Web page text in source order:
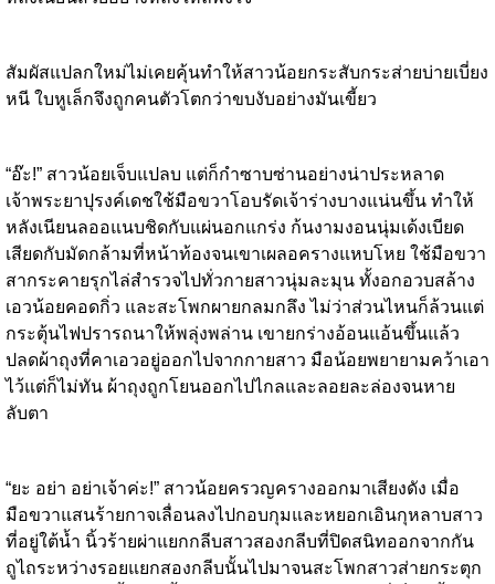
สัมผัสแปลกใหม่ไม่เคยคุ้นทำให้สาวน้อยกระสับกระส่ายบ่ายเบี่ยง
หนี ใบหูเล็กจึงถูกคนตัวโตกว่าขบงับอย่างมันเขี้ยว
“อ๊ะ!” สาวน้อยเจ็บแปลบ แต่ก็กำซาบซ่านอย่างน่าประหลาด
เจ้าพระยาปุรงค์เดชใช้มือขวาโอบรัดเจ้าร่างบางแน่นขึ้น ทำให้
หลังเนียนลออแนบชิดกับแผ่นอกแกร่ง ก้นงามงอนนุ่มเด้งเบียด
เสียดกับมัดกล้ามที่หน้าท้องจนเขาเผลอครางแหบโหย ใช้มือขวา
สากระคายรุกไล่สำรวจไปทั่วกายสาวนุ่มละมุน ทั้งอกอวบสล้าง
เอวน้อยคอดกิ่ว และสะโพกผายกลมกลึง ไม่ว่าส่วนไหนก็ล้วนแต่
กระตุ้นไฟปรารถนาให้พลุ่งพล่าน เขายกร่างอ้อนแอ้นขึ้นแล้ว
ปลดผ้าถุงที่คาเอวอยู่ออกไปจากกายสาว มือน้อยพยายามคว้าเอา
ไว้แต่ก็ไม่ทัน ผ้าถุงถูกโยนออกไปไกลและลอยละล่องจนหาย
ลับตา
“ยะ อย่า อย่าเจ้าค่ะ!” สาวน้อยครวญครางออกมาเสียงดัง เมื่อ
มือขวาแสนร้ายกาจเลื่อนลงไปกอบกุมและหยอกเอินกุหลาบสาว
ที่อยู่ใต้น้ำ นิ้วร้ายผ่าแยกกลีบสาวสองกลีบที่ปิดสนิทออกจากกัน
ถูไถระหว่างรอยแยกสองกลีบนั้นไปมาจนสะโพกสาวส่ายกระตุก